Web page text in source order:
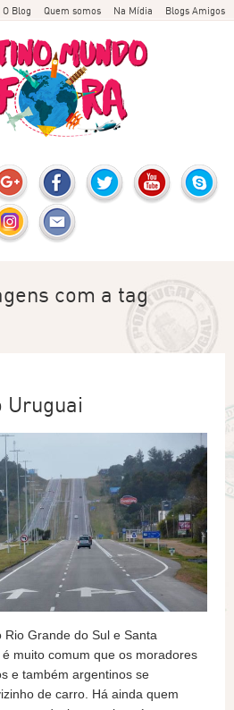
O Blog Quem somos Na Mídia Blogs Amigos
com a tag
Uruguai
Grande do Sul e Santa
muito comum que os moradores
e também argentinos se
de carro. Há ainda quem